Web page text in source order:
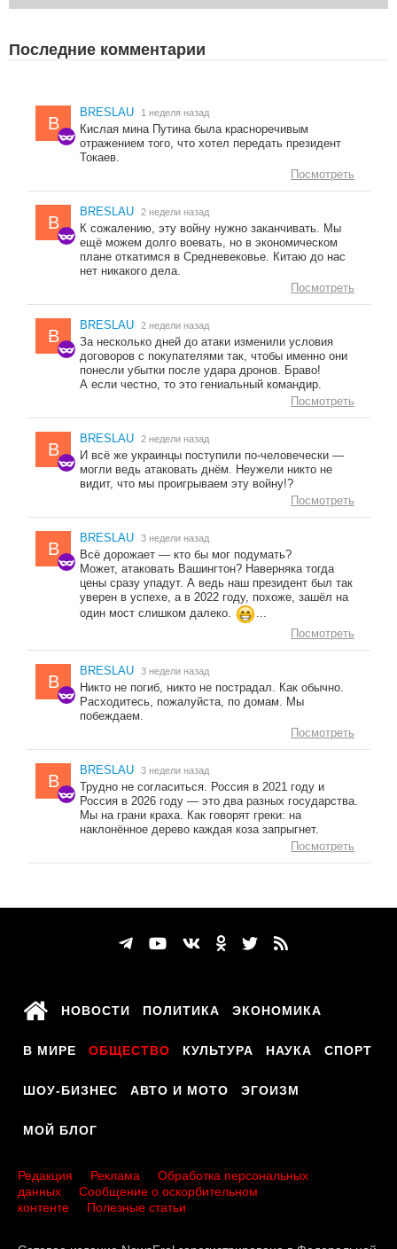
Последние комментарии
B
BRESLAU 1 неделя назад
Кислая мина Путина была красноречивым
отражением того, что хотел передать президент
Токаев.
Посмотреть
B
BRESLAU 2 недели назад
К сожалению, эту войну нужно заканчивать. Мы
ещё можем долго воевать, но в экономическом
плане откатимся в Средневековье. Китаю до нас
нет никакого дела.
Посмотреть
B
BRESLAU 2 недели назад
За несколько дней до атаки изменили условия
договоров с покупателями так, чтобы именно они
понесли убытки после удара дронов. Браво!
А если честно, то это гениальный командир.
Посмотреть
B
BRESLAU 2 недели назад
И всё же украинцы поступили по-человечески —
могли ведь атаковать днём. Неужели никто не
видит, что мы проигрываем эту войну!?
Посмотреть
B
BRESLAU 3 недели назад
Всё дорожает — кто бы мог подумать?
Может, атаковать Вашингтон? Наверняка тогда
цены сразу упадут. А ведь наш президент был так
уверен в успехе, а в 2022 году, похоже, зашёл на
один мост слишком далеко.
...
Посмотреть
B
BRESLAU 3 недели назад
Никто не погиб, никто не пострадал. Как обычно.
Расходитесь, пожалуйста, по домам. Мы
побеждаем.
Посмотреть
B
BRESLAU 3 недели назад
Трудно не согласиться. Россия в 2021 году и
Россия в 2026 году — это два разных государства.
Мы на грани краха. Как говорят греки: на
наклонённое дерево каждая коза запрыгнет.
Посмотреть
НОВОСТИ ПОЛИТИКА ЭКОНОМИКА
В МИРЕ ОБЩЕСТВО КУЛЬТУРА НАУКА СПОРТ
ШОУ-БИЗНЕС АВТО И МОТО ЭГОИЗМ
МОЙ БЛОГ
Редакция Реклама
Обработка персональных
данных
Сообщение о оскорбительном
контенте
Полезные статьи